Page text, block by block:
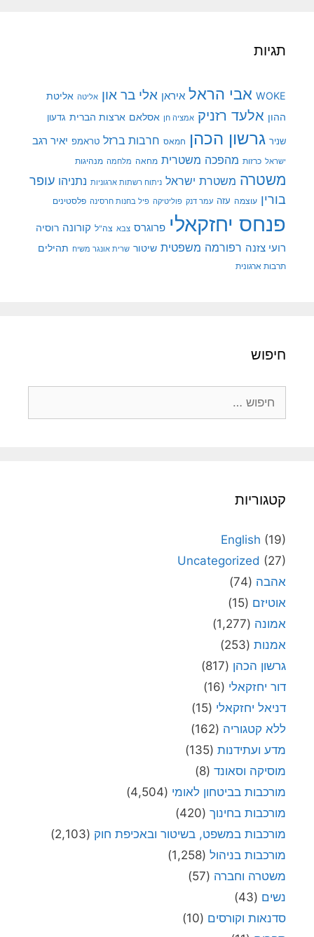
תגיות
WOKE אבי הראל איראן אלי בר און אליטה אליטת
ההון אלעד רזניק אמציה חן אסלאם ארצות הברית גדעון
שניר גרשון הכהן חמאס חרבות ברזל טראמפ יאיר רגב
ישראל כרזות מהפכה משטרית מחאה מלחמה מנהיגות
משטרה משטרת ישראל ניתוח רשתות ארגוניות נתניהו עופר
בורין עוצמה עזה עמר דנק פוליטיקה פיל בחנות חרסינה פלסטינים
פנחס יחזקאלי פרוגרס צבא צה"ל קורונה רוסיה
רועי צזנה רפורמה משפטית שיטור שרית אונגר משיח תהילים
תרבות ארגונית
חיפוש
קטגוריות
English (19)
Uncategorized (27)
אהבה (74)
אוטיזם (15)
אמונה (1,277)
אמנות (253)
גרשון הכהן (817)
דור יחזקאלי (16)
דניאל יחזקאלי (15)
ללא קטגוריה (162)
מדע ועתידנות (135)
מוסיקה וסאונד (8)
מורכבות בביטחון לאומי (4,504)
מורכבות בחינוך (420)
מורכבות במשפט, בשיטור ובאכיפת חוק (2,103)
מורכבות בניהול (1,258)
משטרה וחברה (57)
נשים (43)
סדנאות וקורסים (10)